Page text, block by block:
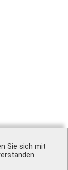
Sie sich mit